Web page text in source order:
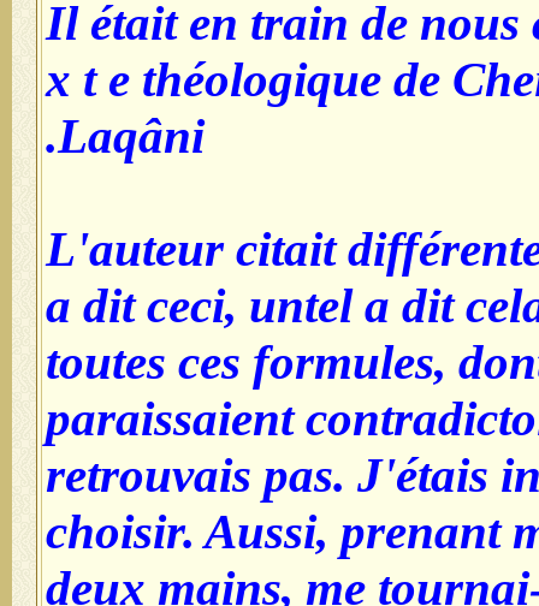
Il était en train de nous
x t e théologique de
Laqâni.
L'auteur citait
a dit ceci, untel a dit
toutes ces formules,
paraissaient
retrouvais pas. J'étais
choisir. Aussi, prenant
deux mains, me